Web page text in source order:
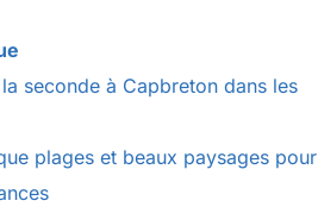
seconde à Capbreton dans les
plages et beaux paysages pour